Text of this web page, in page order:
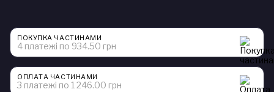
ПОКУПКА ЧАСТИНАМИ
4 платежі по 934.50 грн
ОПЛАТА ЧАСТИНАМИ
3 платежі по 1 246.00 грн